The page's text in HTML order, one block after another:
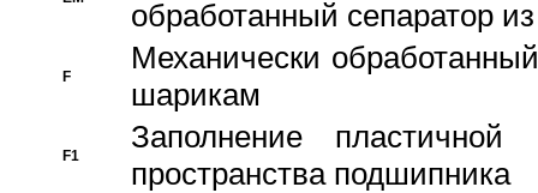
обработанный сепаратор
F
Механически
шарикам
F1
Заполнение
пространства подшипника